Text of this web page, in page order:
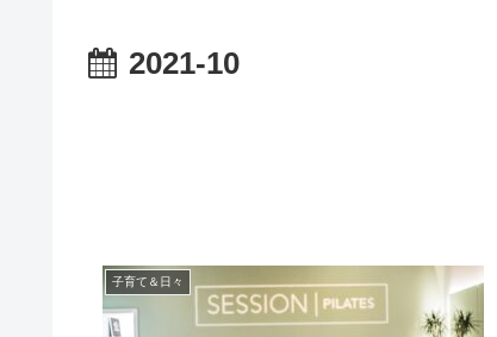
2021-10
子育て＆日々